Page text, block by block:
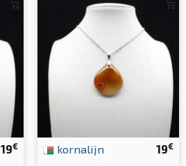
19€ 19€
kornalijn